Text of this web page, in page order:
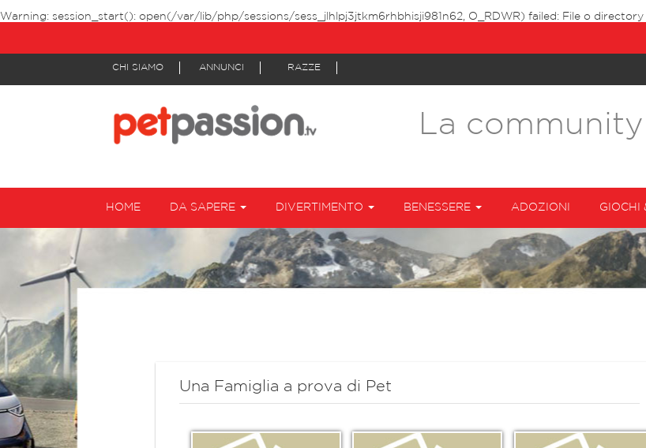
Warning: session_start(): open(/var/lib/php/sessions/sess_jlhlpj3jtkm6rhbhisji981n62, O_RDWR) failed: File o
CHI SIAMO ANNUNCI RAZZE
La
HOME DA SAPERE DIVERTIMENTO BENESSERE ADOZIONI GIOCHI
Una Famiglia a prova di Pet